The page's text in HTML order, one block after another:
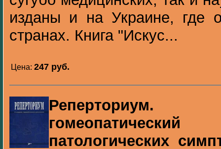
изданы и на Украине, где
странах. Книга "Искус...
Цена: 247 pуб.
патологических